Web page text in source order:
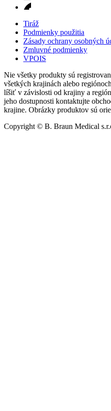
Tiráž
Podmienky použitia
Zásady ochrany osobných
Zmluvné podmienky
VPOIS
Nie všetky produkty sú
všetkých krajinách alebo
líšiť v závislosti od krajiny a
jeho dostupnosti kontaktujte
krajine. Obrázky produktov sú
Copyright © B. Braun Medical